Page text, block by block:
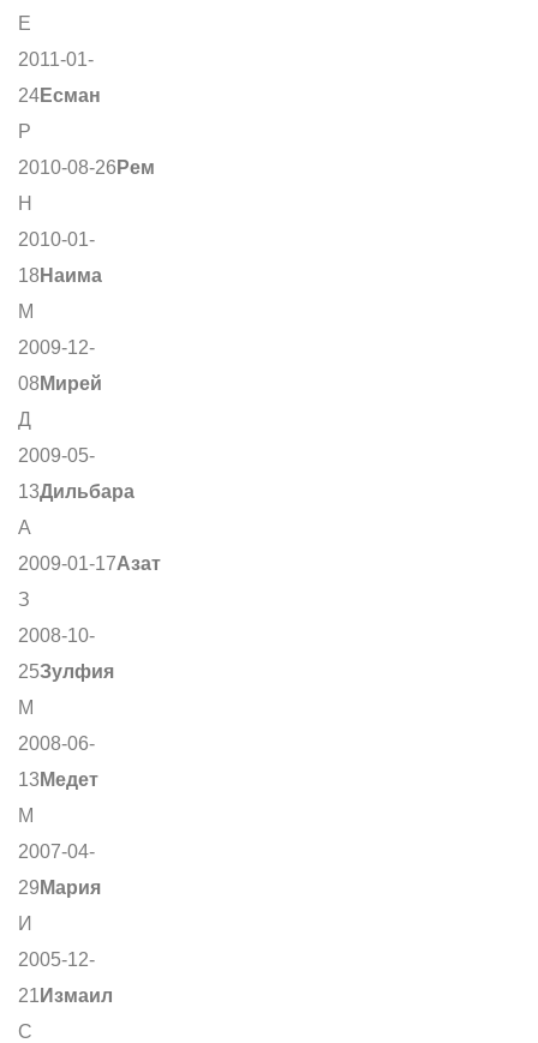
Е
2011-01-
24Есман
Р
2010-08-26 Рем
Н
2010-01-
18 Наима
М
2009-12-
08 Мирей
Д
2009-05-
13Дильбара
А
2009-01-17Азат
З
2008-10-
25Зулфия
М
2008-06-
13 Медет
М
2007-04-
29 Мария
И
2005-12-
21 Измаил
С